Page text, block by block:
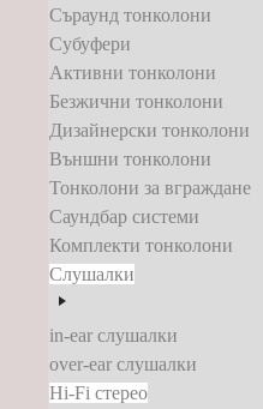
Съраунд тонколони
Субуфери
Активни тонколони
Безжични тонколони
Дизайнерски тонколони
Външни тонколони
Тонколони за вграждане
Саундбар системи
Комплекти тонколони
Слушалки
in-ear слушалки
over-ear слушалки
Hi-Fi стерео